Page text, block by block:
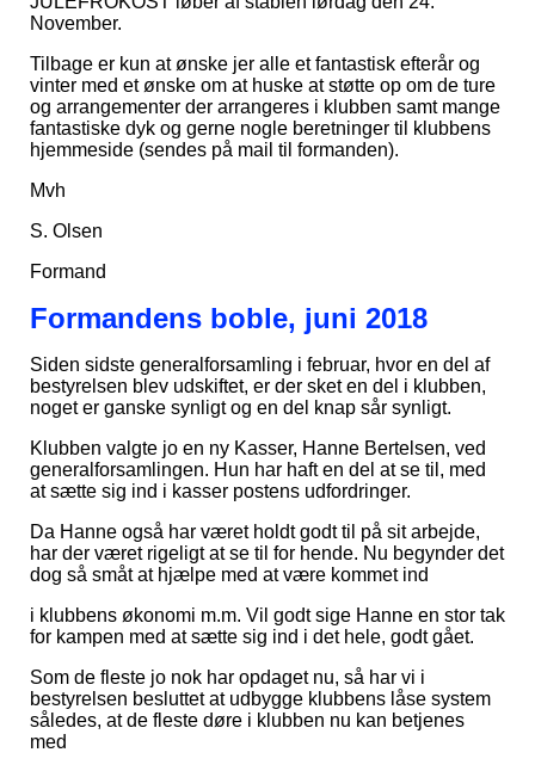
November.
Tilbage er kun at ønske jer alle et fantastisk efterår og
vinter med et ønske om at huske at støtte op om de ture
og arrangementer der arrangeres i klubben samt mange
fantastiske dyk og gerne nogle beretninger til klubbens
hjemmeside (sendes på mail til formanden).
Mvh
S. Olsen
Formand
Formandens boble, juni 2018
Siden sidste generalforsamling i februar, hvor en del af
bestyrelsen blev udskiftet, er der sket en del i klubben,
noget er ganske synligt og en del knap sår synligt.
Klubben valgte jo en ny Kasser, Hanne Bertelsen, ved
generalforsamlingen. Hun har haft en del at se til, med
at sætte sig ind i kasser postens udfordringer.
Da Hanne også har været holdt godt til på sit arbejde,
har der været rigeligt at se til for hende. Nu begynder det
dog så småt at hjælpe med at være kommet ind
i klubbens økonomi m.m. Vil godt sige Hanne en stor tak
for kampen med at sætte sig ind i det hele, godt gået.
Som de fleste jo nok har opdaget nu, så har vi i
bestyrelsen besluttet at udbygge klubbens låse system
således, at de fleste døre i klubben nu kan betjenes
med